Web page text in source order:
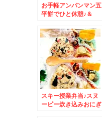
お手軽アンパンマン五
平餅でひと休憩♪＆
クアウト「海鮮丼」を
差し入れいただいたぁ
(*´艸`*)マグロうま♪
スキー授業弁当♪スヌ
ーピー炊き込みおにぎ